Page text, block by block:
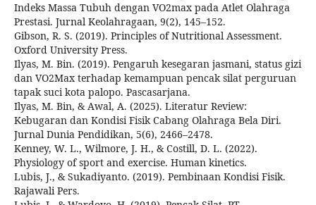
Indeks Massa Tubuh dengan VO2max pada Atlet Olahraga
Prestasi. Jurnal Keolahragaan, 9(2), 145–152.
Gibson, R. S. (2019). Principles of Nutritional Assessment.
Oxford University Press.
Ilyas, M. Bin. (2019). Pengaruh kesegaran jasmani, status gizi
dan VO2Max terhadap kemampuan pencak silat perguruan
tapak suci kota palopo. Pascasarjana.
Ilyas, M. Bin, & Awal, A. (2025). Literatur Review:
Kebugaran dan Kondisi Fisik Cabang Olahraga Bela Diri.
Jurnal Dunia Pendidikan, 5(6), 2466–2478.
Kenney, W. L., Wilmore, J. H., & Costill, D. L. (2022).
Physiology of sport and exercise. Human kinetics.
Lubis, J., & Sukadiyanto. (2019). Pembinaan Kondisi Fisik.
Rajawali Pers.